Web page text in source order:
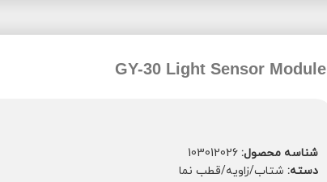
GY-30 Light Sensor Module
شناسه محصول:103012026
دسته: شتاب/زاویه/قطب نما